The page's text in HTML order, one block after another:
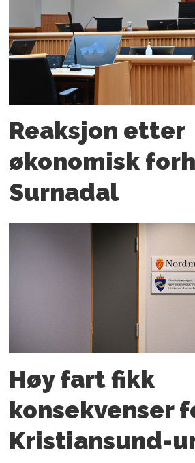
Reaksjon etter
økonomisk
Surnadal
Høy fart fikk
konsekvenser
Kristiansund-